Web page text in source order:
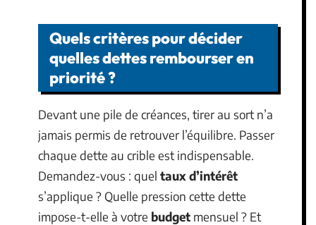
Quels critères pour décider
quelles dettes rembourser en
priorité ?
Devant une pile de créances, tirer au sort n’a
jamais permis de retrouver l’équilibre. Passer
chaque dette au crible est indispensable.
Demandez-vous : quel taux d’intérêt
s’applique ? Quelle pression cette dette
impose-t-elle à votre budget mensuel ? Et